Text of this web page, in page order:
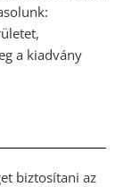
a kiadvány
biztosítani az